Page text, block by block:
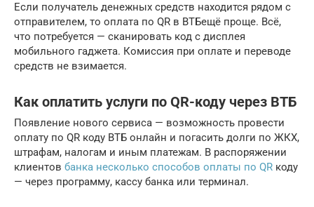
Если получатель денежных средств находится рядом с
отправителем, то оплата по QR в ВТБещё проще. Всё,
что потребуется — сканировать код с дисплея
мобильного гаджета. Комиссия при оплате и переводе
средств не взимается.
Как оплатить услуги по QR-коду через ВТБ
Появление нового сервиса — возможность провести
оплату по QR коду ВТБ онлайн и погасить долги по ЖКХ,
штрафам, налогам и иным платежам. В распоряжении
клиентов банка несколько способов оплаты по QR коду
— через программу, кассу банка или терминал.